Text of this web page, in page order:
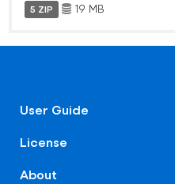
5 ZIP 19 MB
User Guide
License
About